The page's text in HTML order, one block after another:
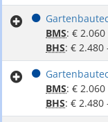
BMS: €
BHS: € 2.480
BMS: €
BHS: € 2.480